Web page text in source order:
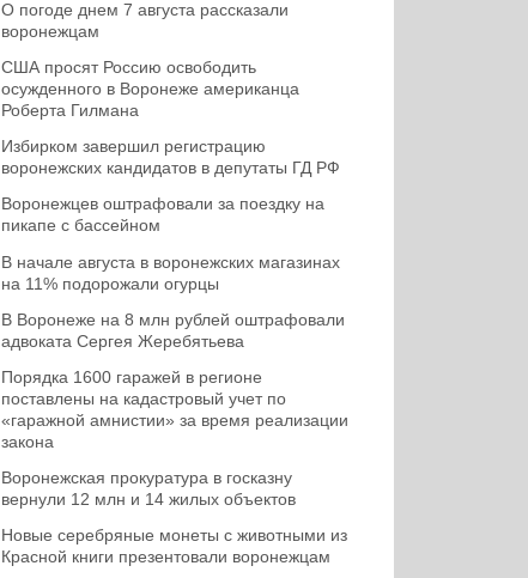
О погоде днем 7 августа рассказали
воронежцам
США просят Россию освободить
осужденного в Воронеже американца
Роберта Гилмана
Избирком завершил регистрацию
воронежских кандидатов в депутаты ГД РФ
Воронежцев оштрафовали за поездку на
пикапе с бассейном
В начале августа в воронежских магазинах
на 11% подорожали огурцы
В Воронеже на 8 млн рублей оштрафовали
адвоката Сергея Жеребятьева
Порядка 1600 гаражей в регионе
поставлены на кадастровый учет по
«гаражной амнистии» за время реализации
закона
Воронежская прокуратура в госказну
вернули 12 млн и 14 жилых объектов
Новые серебряные монеты с животными из
Красной книги презентовали воронежцам